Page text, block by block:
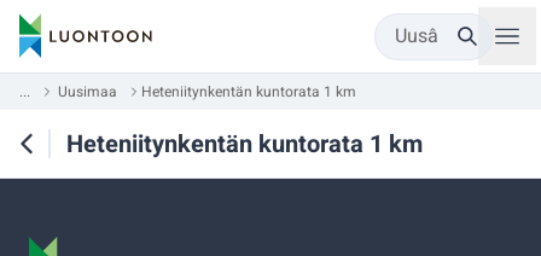
Uusâ
... Uusimaa Heteniitynkentän kuntorata 1 km
Heteniitynkentän kuntorata 1 km